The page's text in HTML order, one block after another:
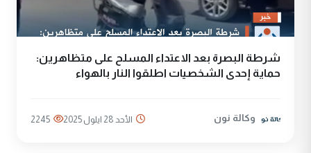
شرطة البصرة بعد الاعتداء المسلح على متظاهرين:
حماية إحدى الشخصيات اطلقوا النار بالهواء
وكالة نون الأحد 28 ايلول 2025 2245